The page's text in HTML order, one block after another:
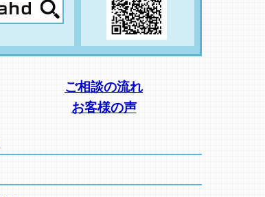
ご相談の流れ
お客様の声